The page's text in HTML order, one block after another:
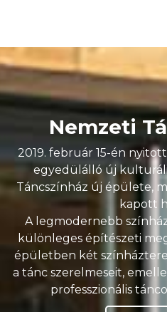
Nemzeti
2019. február 15-én
egyedülálló új
Táncszínház új épülete,
kapott
A legmodernebb
különleges építészeti
épületben két
a tánc szerelmeseit,
professzionális